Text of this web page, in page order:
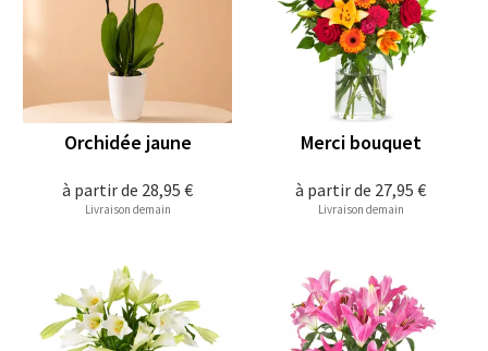
à partir de 28,95 €
Orchidée jaune
Livraison demain
à partir de 27,95 €
Merci bouquet
Livraison demain